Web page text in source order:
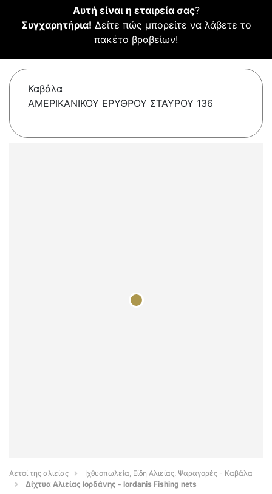
Αυτή είναι η εταιρεία σας?
Συγχαρητήρια! Δείτε πώς μπορείτε να λάβετε το
πακέτο βραβείων!
Καβάλα
ΑΜΕΡΙΚΑΝΙΚΟΥ ΕΡΥΘΡΟΥ ΣΤΑΥΡΟΥ 136
Αετοί της αλιείας
Ιχθυοπωλεία, Είδη Αλιείας, Ψαραγορές - Καβάλα
Δίχτυα Αλιείας Ιορδάνης - Iordanis Fishing nets